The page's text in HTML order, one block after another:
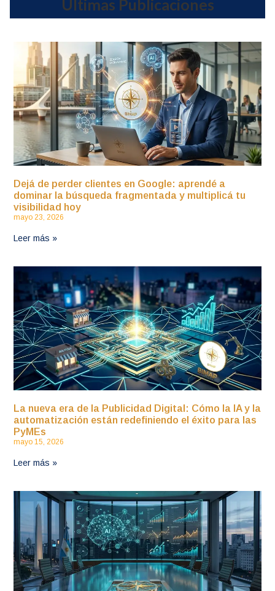
Últimas Publicaciones
Dejá de perder clientes en Google: aprendé a
dominar la búsqueda fragmentada y multiplicá tu
visibilidad hoy
mayo 23, 2026
Leer más »
La nueva era de la Publicidad Digital: Cómo la IA y la
automatización están redefiniendo el éxito para las
PyMEs
mayo 15, 2026
Leer más »